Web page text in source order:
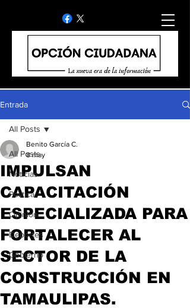
Entrada
All Posts
Noticias
Politica
Opinion
Deportes
Gobierno
All Posts
IMPULSAN
CAPACITACIÓN
ESPECIALIZADA PARA
FORTALECER AL
SECTOR DE LA
CONSTRUCCIÓN EN
TAMAULIPAS.
Benito García C.
8 may